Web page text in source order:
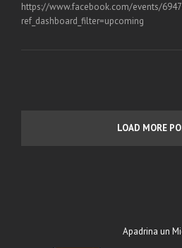
https://www.facebook.com/events/
ref_dashboard_filter=upcoming
LOAD MORE
Apadrina un